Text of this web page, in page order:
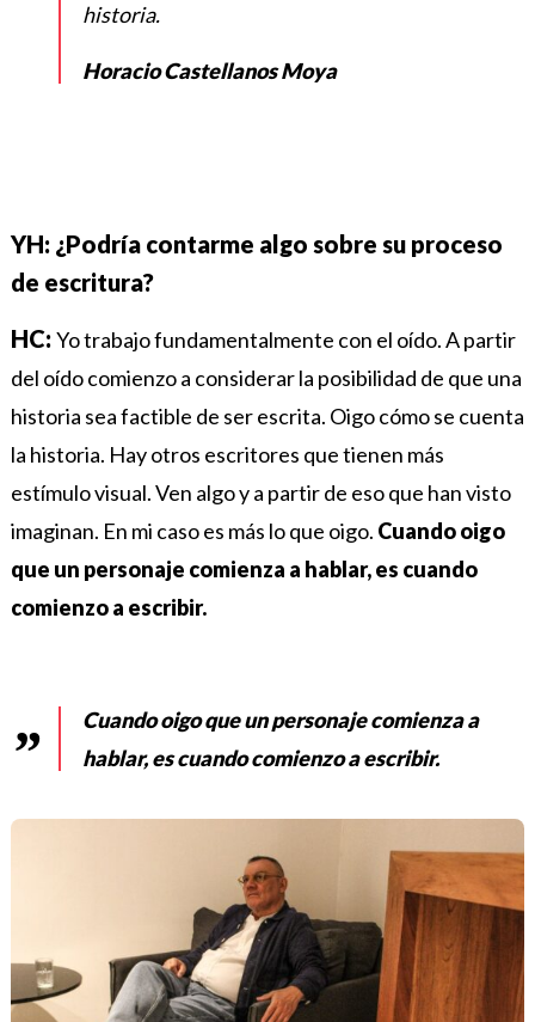
historia.
Horacio Castellanos Moya
YH: ¿Podría contarme algo sobre su proceso
de escritura?
HC:Yo trabajo fundamentalmente con el oído. A partir
del oído comienzo a considerar la posibilidad de que una
historia sea factible de ser escrita. Oigo cómo se cuenta
la historia. Hay otros escritores que tienen más
estímulo visual. Ven algo y a partir de eso que han visto
imaginan. En mi caso es más lo que oigo. Cuando oigo
que un personaje comienza a hablar, es cuando
comienzo a escribir.
Cuando oigo que un personaje comienza a
hablar, es cuando comienzo a escribir.